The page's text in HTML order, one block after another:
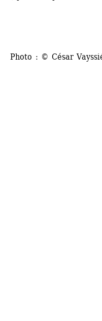
Photo : © César